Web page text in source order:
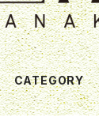
CATEGORY